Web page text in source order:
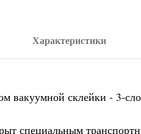
Характеристики
вакуумной склейки - 3-
специальным